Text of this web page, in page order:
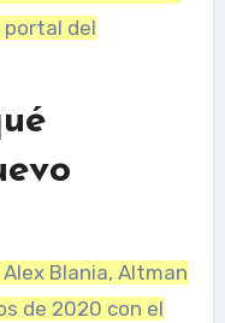
portal del
Blania, Altman
de 2020 con el